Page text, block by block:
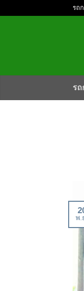
รถ
รถ
พ.